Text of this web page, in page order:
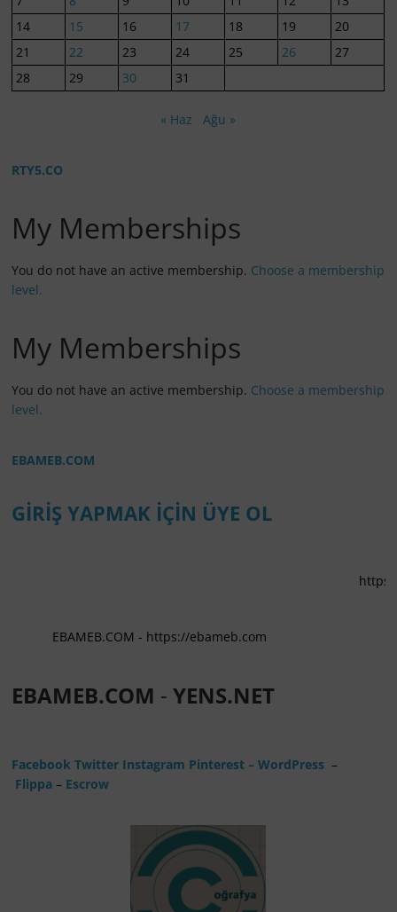
14
15 16 17 18 19
20
21
22 23 24 25 26
27
28
29 30 31
« Haz Ağu »
RTY5.CO
My Memberships
You do not have an active membership. Choose a membership
level.
My Memberships
You do not have an active membership. Choose a membership
level.
EBAMEB.COM
GİRİŞ YAPMAK İÇİN ÜYE OL
https://
EBAMEB.COM - https://ebameb.com
EBAMEB.COM -YENS.NET
FacebookTwitter Instagram Pinterest– WordPress –
Flippa – Escrow